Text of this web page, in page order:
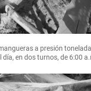
a presión
en dos turnos, de 6:00